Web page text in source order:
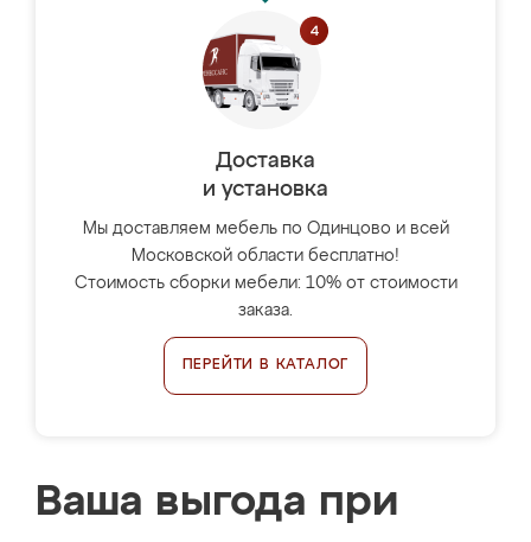
Доставка
и установка
Мы доставляем мебель по Одинцово и всей
Московской области бесплатно!
Стоимость сборки мебели: 10% от стоимости
заказа.
ПЕРЕЙТИ В КАТАЛОГ
Ваша выгода при